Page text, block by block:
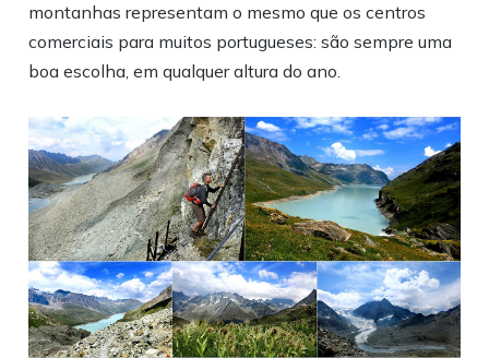
montanhas representam o mesmo que os centros
comerciais para muitos portugueses: são sempre uma
boa escolha, em qualquer altura do ano.